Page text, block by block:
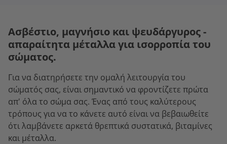
Ασβέστιο, μαγνήσιο και ψευδάργυρος -
απαραίτητα μέταλλα για ισορροπία του
σώματος.
Για να διατηρήσετε την ομαλή λειτουργία του
σώματός σας, είναι σημαντικό να φροντίζετε πρώτα
απ' όλα το σώμα σας. Ένας από τους καλύτερους
τρόπους για να το κάνετε αυτό είναι να βεβαιωθείτε
ότι λαμβάνετε αρκετά θρεπτικά συστατικά, βιταμίνες
και μέταλλα.